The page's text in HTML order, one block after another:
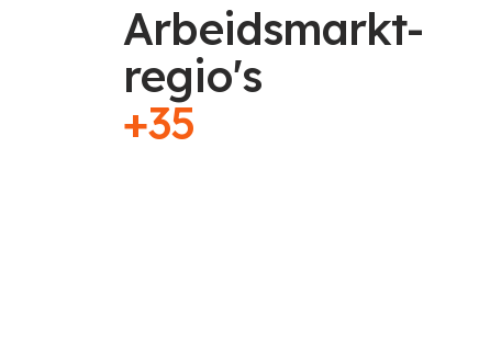
Arbeidsmarkt-
regio's
+35